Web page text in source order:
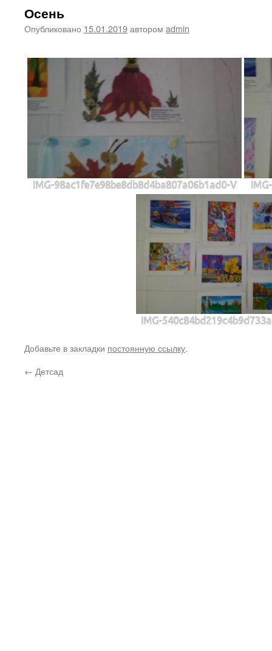
Осень
Опубликовано 15.01.2019автором admin
IMG-98ac1fe7e98be8db8d4ba807a06b1ad0-V
IMG-
Добавьте в закладки постоянную ссылку.
← Детсад